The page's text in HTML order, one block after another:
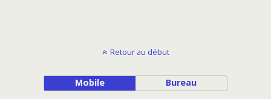
Retour au début
Mobile Bureau